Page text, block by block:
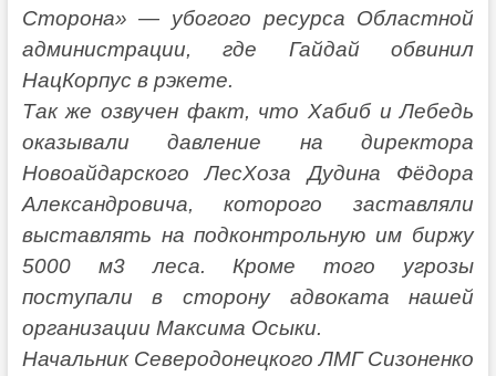
Сторона» — убогого ресурса Областной
администрации, где Гайдай обвинил
НацКорпус в рэкете.
Так же озвучен факт, что Хабиб и Лебедь
оказывали давление на директора
Новоайдарского ЛесХоза Дудина Фёдора
Александровича, которого заставляли
выставлять на подконтрольную им биржу
5000 м3 леса. Кроме того угрозы
поступали в сторону адвоката нашей
организации Максима Осыки.
Начальник Северодонецкого ЛМГ Сизоненко